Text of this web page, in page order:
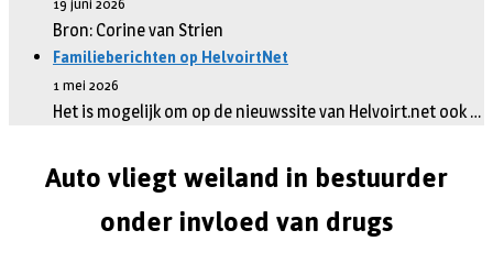
19 juni 2026
Bron: Corine van Strien
Familieberichten op HelvoirtNet
1 mei 2026
Het is mogelijk om op de nieuwssite van Helvoirt.net ook …
Auto vliegt weiland in bestuurder
onder invloed van drugs